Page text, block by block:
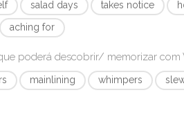
salad days takes notice
aching for
poderá descobrir/ memorizar com
mainlining whimpers